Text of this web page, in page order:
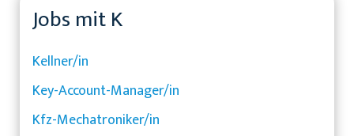
Jobs mit K
Kellner/in
Key-Account-Manager/in
Kfz-Mechatroniker/in